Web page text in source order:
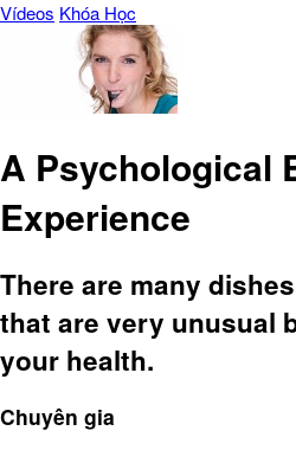
Vídeos Khóa Học
A Psychological
Experience
There are many
that are very unusual
your health.
Chuyên gia